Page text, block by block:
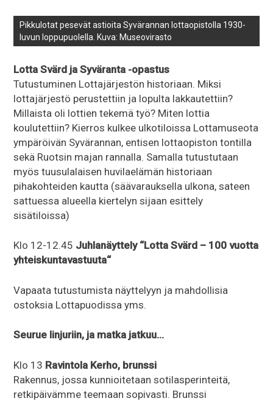
Pikkulotat pesevät astioita Syvärannan lottaopistolla 1930-
luvun loppupuolella. Kuva: Museovirasto
Lotta Svärd ja Syväranta -opastus
Tutustuminen Lottajärjestön historiaan. Miksi
lottajärjestö perustettiin ja lopulta lakkautettiin?
Millaista oli lottien tekemä työ? Miten lottia
koulutettiin? Kierros kulkee ulkotiloissa Lottamuseota
ympäröivän Syvärannan, entisen lottaopiston tontilla
sekä Ruotsin majan rannalla. Samalla tutustutaan
myös tuusulalaisen huvilaelämän historiaan
pihakohteiden kautta (säävarauksella ulkona, sateen
sattuessa alueella kiertelyn sijaan esittely
sisätiloissa)
Klo 12-12.45 Juhlanäyttely “Lotta Svärd – 100 vuotta
yhteiskuntavastuuta“
Vapaata tutustumista näyttelyyn ja mahdollisia
ostoksia Lottapuodissa yms.
Seurue linjuriin, ja matka jatkuu…
Klo 13 Ravintola Kerho, brunssi
Rakennus, jossa kunnioitetaan sotilasperinteitä,
retkipäivämme teemaan sopivasti. Brunssi